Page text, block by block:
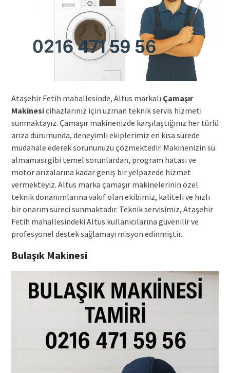
Ataşehir Fetih mahallesinde, Altus markalı Çamaşır
Makinesicihazlarınız için uzman teknik servis hizmeti
sunmaktayız. Çamaşır makinenizde karşılaştığınız her türlü
arıza durumunda, deneyimli ekiplerimiz en kısa sürede
müdahale ederek sorununuzu çözmektedir. Makinenizin su
almaması gibi temel sorunlardan, program hatası ve
motor arızalarına kadar geniş bir yelpazede hizmet
vermekteyiz. Altus marka çamaşır makinelerinin özel
teknik donanımlarına vakıf olan ekibimiz, kaliteli ve hızlı
bir onarım süreci sunmaktadır. Teknik servisimiz, Ataşehir
Fetih mahallesindeki Altus kullanıcılarına güvenilir ve
profesyonel destek sağlamayı misyon edinmiştir.
Bulaşık Makinesi